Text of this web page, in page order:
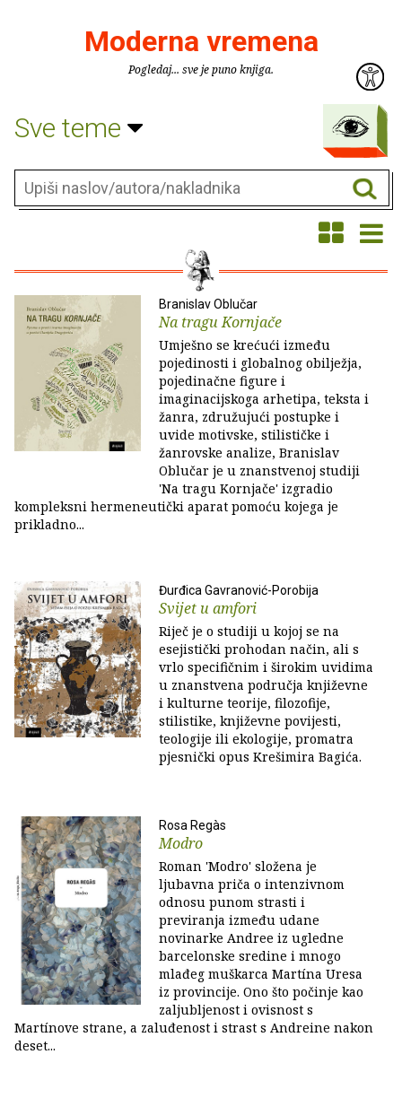
Moderna vremena
Pogledaj... sve je puno knjiga.
Sve teme
Branislav Oblučar
Na tragu Kornjače
Umješno se krećući između
pojedinosti i globalnog obilježja,
pojedinačne figure i
imaginacijskoga arhetipa, teksta i
žanra, združujući postupke i
uvide motivske, stilističke i
žanrovske analize, Branislav
Oblučar je u znanstvenoj studiji
'Na tragu Kornjače' izgradio
kompleksni hermeneutički aparat pomoću kojega je
prikladno...
Đurđica Gavranović-Porobija
Svijet u amfori
Riječ je o studiji u kojoj se na
esejistički prohodan način, ali s
vrlo specifičnim i širokim uvidima
u znanstvena područja književne
i kulturne teorije, filozofije,
stilistike, književne povijesti,
teologije ili ekologije, promatra
pjesnički opus Krešimira Bagića.
Rosa Regàs
Modro
Roman 'Modro' složena je
ljubavna priča o intenzivnom
odnosu punom strasti i
previranja između udane
novinarke Andree iz ugledne
barcelonske sredine i mnogo
mlađeg muškarca Martína Uresa
iz provincije. Ono što počinje kao
zaljubljenost i ovisnost s
Martínove strane, a zaluđenost i strast s Andreine nakon
deset...